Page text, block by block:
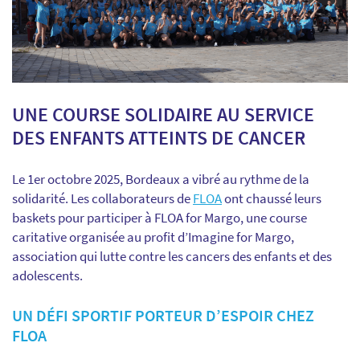
UNE COURSE SOLIDAIRE AU SERVICE
DES ENFANTS ATTEINTS DE CANCER
Le 1er octobre 2025, Bordeaux a vibré au rythme de la
solidarité. Les collaborateurs deFLOAont chaussé leurs
baskets pour participer à FLOA for Margo, une course
caritative organisée au profit d’Imagine for Margo,
association qui lutte contre les cancers des enfants et des
adolescents.
UN DÉFI SPORTIF PORTEUR D’ESPOIR CHEZ
FLOA